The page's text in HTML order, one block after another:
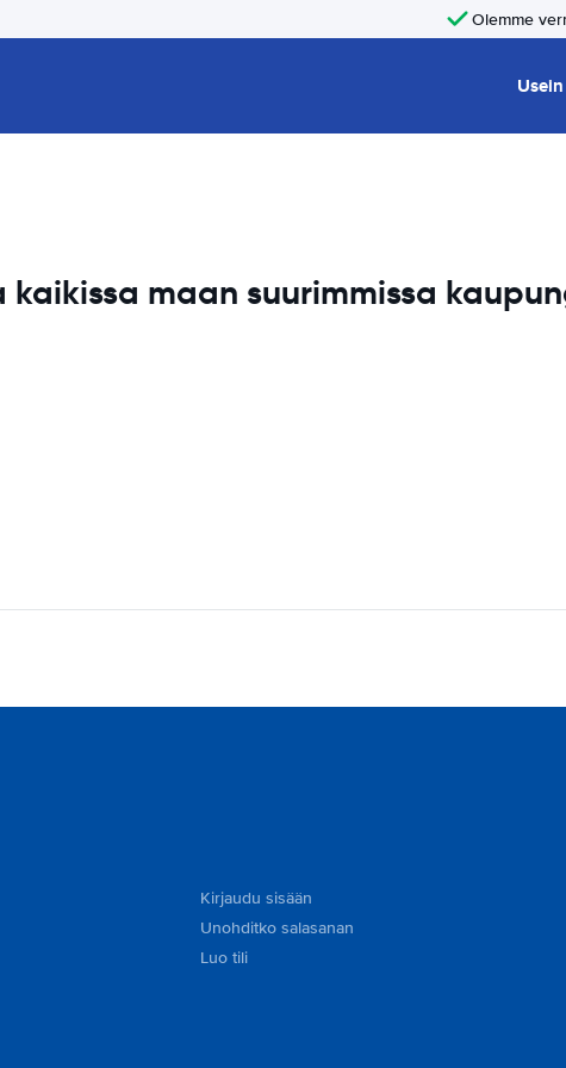
Olemme
kaikissa maan suurimmissa
Kirjaudu sisään
Unohditko salasanan
Luo tili